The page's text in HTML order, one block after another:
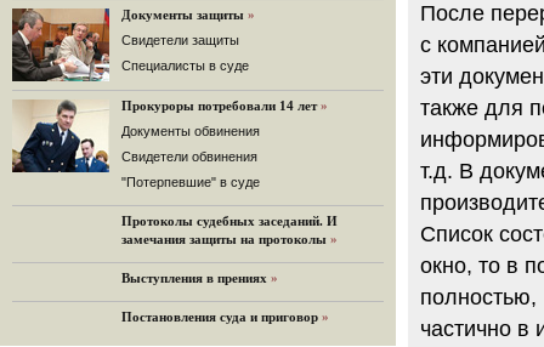
12.08.2014
Граждане не хотят платить по счетам ЮКОСа
Решение Гаагского суда о компенсации $50 млрд
поддержали 12%.
129 комментариев
Вечер у Ходорковских. Вспоминает Иван Стариков.
11.08.2014
«Удивительно сильная, мощная и
достойная только преклонения
Документы защиты »
Cвидетели защиты
Cпециалисты в суде
Прокуроры потребовали 14 лет »
Документы обвинения
Свидетели обвинения
"Потерпевшие" в суде
Протоколы судебных заседаний. И
замечания защиты на протоколы »
Выступления в прениях »
Постановления суда и приговор »
После
с
эти
также для
т.д. В
Список
окно, то в
полностью,
частично в